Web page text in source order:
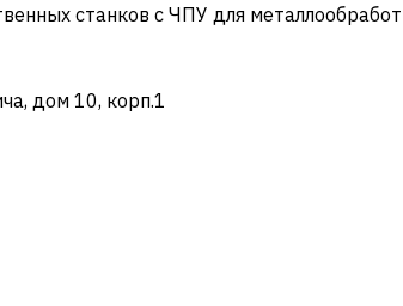
станков с ЧПУ для
дом 10, корп.1